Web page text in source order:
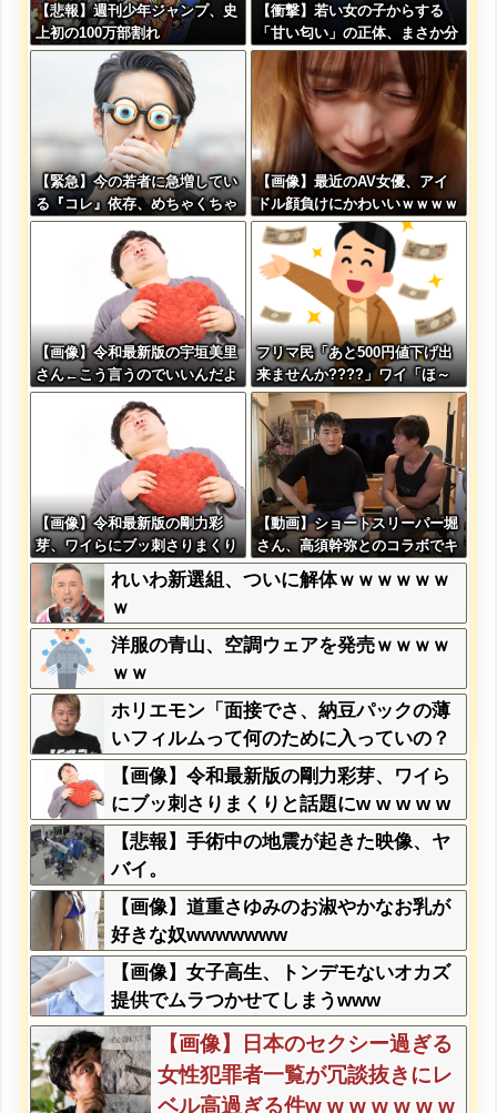
【悲報】週刊少年ジャンプ、史
上初の100万部割れ
【衝撃】若い女の子からする
「甘い匂い」の正体、まさか分
からないDTなんておらんよ
な？よな？w w w w w w w w
w w w
【緊急】今の若者に急増してい
る『コレ』依存、めちゃくちゃ
深刻な模様w w w w w w w w
【画像】最近のAV女優、アイ
ドル顔負けにかわいいｗｗｗｗ
ｗ
【画像】令和最新版の宇垣美里
さん←こう言うのでいいんだよ
が目一杯詰まってると話題にw
w w w w w w w w
フリマ民「あと500円値下げ出
来ませんか????」ワイ「ほ～
い購入ｗ」
【画像】令和最新版の剛力彩
芽、ワイらにブッ刺さりまくり
と話題にw w w w w w w w w
w w w w
【動画】ショートスリーパー堀
さん、高須幹弥とのコラボでキ
レ過ぎてる動画がヤバいｗｗｗ
ｗｗ
れいわ新選組、ついに解体ｗｗｗｗｗｗ
ｗ
洋服の青山、空調ウェアを発売ｗｗｗｗ
ｗｗ
ホリエモン「面接でさ、納豆パックの薄
いフィルムって何のために入っていの？
って聞くわけ」
【画像】令和最新版の剛力彩芽、ワイら
にブッ刺さりまくりと話題にw w w w w
w w w w w w w w
【悲報】手術中の地震が起きた映像、ヤ
バイ。
【画像】道重さゆみのお淑やかなお乳が
好きな奴wwwwwww
【画像】女子高生、トンデモないオカズ
提供でムラつかせてしまうwww
【画像】日本のセクシー過ぎる
女性犯罪者一覧が冗談抜きにレ
ベル高過ぎる件w w w w w w w